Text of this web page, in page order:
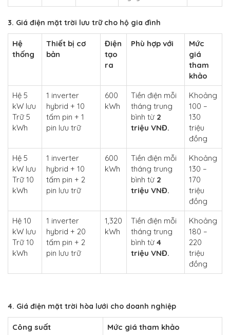
3. Giá điện mặt trời lưu trữ cho hộ gia đình
Hệ
thống
Thiết bị cơ
bản
Điện
tạo
ra
Phù hợp với
Mức
giá
tham
khảo
Hệ 5
kW lưu
Trữ 5
kWh
1 inverter
hybrid + 10
tấm pin + 1
pin lưu trữ
600
kWh
Tiền điện mỗi
tháng trung
bình từ 2
triệu VNĐ.
Khoảng
100 –
130
triệu
đồng
Hệ 5
kW lưu
Trữ 10
kWh
1 inverter
hybrid + 10
tấm pin + 2
pin lưu trữ
600
kWh
Tiền điện mỗi
tháng trung
bình từ 2
triệu VNĐ.
Khoảng
130 –
170
triệu
đồng
Hệ 10
kW lưu
Trữ 10
kWh
1 inverter
hybrid + 20
tấm pin + 2
pin lưu trữ
1,320
kWh
Tiền điện mỗi
tháng trung
bình từ 4
triệu VNĐ.
Khoảng
180 –
220
triệu
đồng
4. Giá điện mặt trời hòa lưới cho doanh nghiệp
Công suất
Mức giá tham khảo